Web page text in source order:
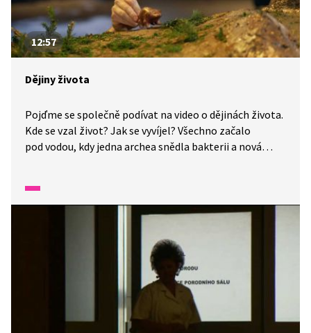
12:57
Dějiny života
Pojďme se společně podívat na video o dějinách života.
Kde se vzal život? Jak se vyvíjel? Všechno začalo
pod vodou, kdy jedna archea snědla bakterii a nová
a vývoj složitého života se mohl rozjet. Zdá se to jako
drobný incident, ale nejspíš jde o okamžik, kdy vznikl